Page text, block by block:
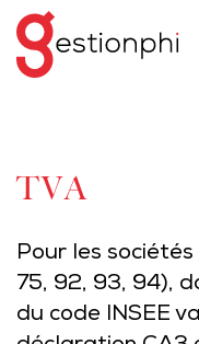
TVA
Pour les
75, 92, 93, 94),
du code INSEE